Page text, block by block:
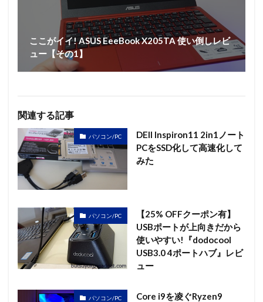
ここがイイ! ASUS EeeBook X205TA 使い倒しレビ
ュー【その1】
関連する記事
パソコン/PC
DEll Inspiron11 2in1ノート
PCをSSD化して高速化して
みた
パソコン/PC
【25% OFFクーポン有】
USBポートが上向きだから
使いやすい!『dodocool
USB3.0 4ポートハブ』レビ
ュー
パソコン/PC Core i9を凌ぐRyzen9